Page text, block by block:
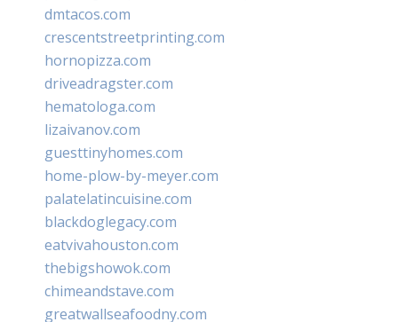
dmtacos.com
crescentstreetprinting.com
hornopizza.com
driveadragster.com
hematologa.com
lizaivanov.com
guesttinyhomes.com
home-plow-by-meyer.com
palatelatincuisine.com
blackdoglegacy.com
eatvivahouston.com
thebigshowok.com
chimeandstave.com
greatwallseafoodny.com